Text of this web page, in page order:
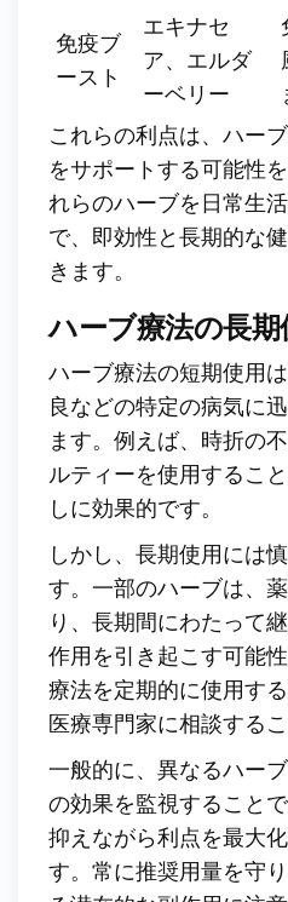
免疫ブ
ースト
エキナセ
ア、エルダ
ーベリー
これらの利点は、ハー
をサポートする可能性
れらのハーブを日常生
で、即効性と長期的な
きます。
ハーブ療法の長
ハーブ療法の短期使用
良などの特定の病気に
ます。例えば、時折の
ルティーを使用するこ
しに効果的です。
しかし、長期使用には
す。一部のハーブは、
り、長期間にわたって
作用を引き起こす可能
療法を定期的に使用す
医療専門家に相談する
一般的に、異なるハー
の効果を監視すること
抑えながら利点を最大
す。常に推奨用量を守